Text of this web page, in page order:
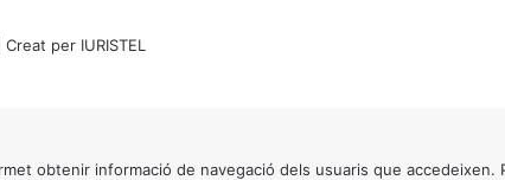
| Creat per IURISTEL
obtenir informació de navegació dels usuaris que